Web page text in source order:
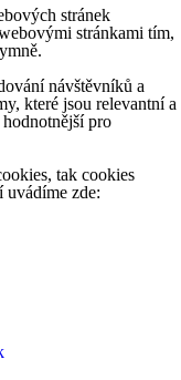
stránek
stránkami tím,
návštěvníků a
které jsou relevantní a
pro
tak cookies
uvádíme zde: